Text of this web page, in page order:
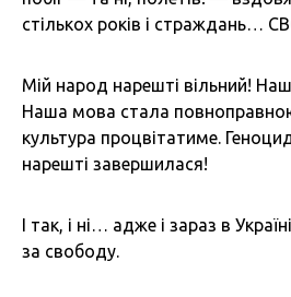
стількох років і страждань…
Мій народ нарешті вільний!
Наша мова стала
культура процвітатиме.
нарешті завершилася!
І так, і ні… адже і зараз в
за свободу.